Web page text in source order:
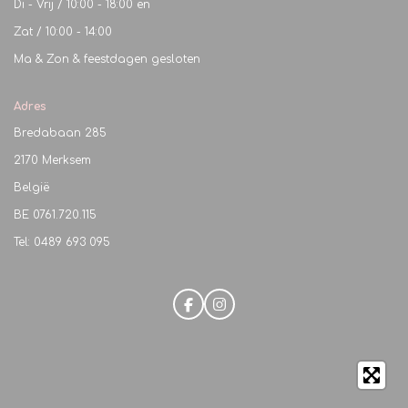
Di - Vrij / 10:00 - 18:00 en
Zat / 10:00 - 14:00
Ma & Zon & feestdagen gesloten
Adres
Bredabaan 285
2170 Merksem
België
BE 0761.720.115
Tel: 0489 693 095
F
a
I
n